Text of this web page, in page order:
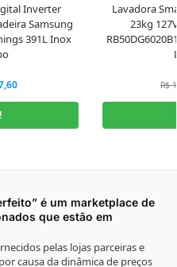
Inverter
Samsung
391L Inox
Lavadora
23kg
R$
é um marketplace de
que estão em
pelas lojas parceiras e
causa da dinâmica de preços